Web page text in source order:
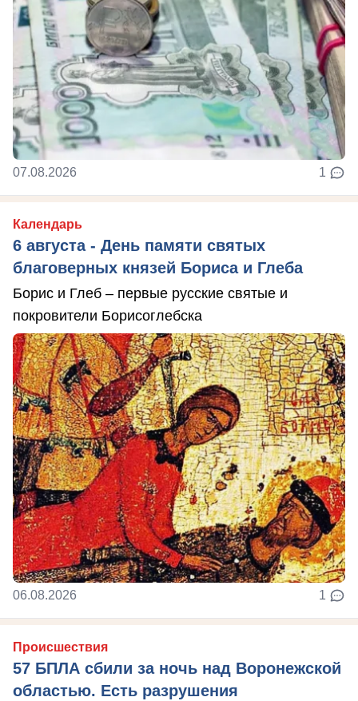
07.08.2026 1
Календарь
6 августа - День памяти святых
благоверных князей Бориса и Глеба
Борис и Глеб – первые русские святые и
покровители Борисоглебска
06.08.2026 1
Происшествия
57 БПЛА сбили за ночь над Воронежской
областью. Есть разрушения